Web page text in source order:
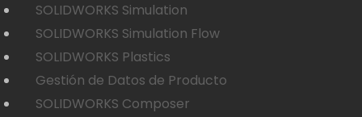
SOLIDWORKS Simulation
SOLIDWORKS Simulation Flow
SOLIDWORKS Plastics
Gestión de Datos de Producto
SOLIDWORKS Composer